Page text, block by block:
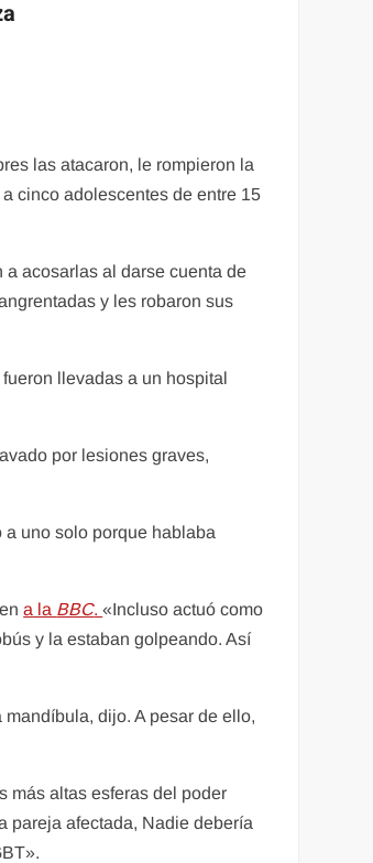
las atacaron, le rompieron la
cinco adolescentes de entre 15
acosarlas al darse cuenta de
y les robaron sus
llevadas a un hospital
por lesiones graves,
uno solo porque hablaba
a la BBC.«Incluso actuó como
y la estaban golpeando. Así
dijo. A pesar de ello,
más altas esferas del poder
pareja afectada, Nadie debería